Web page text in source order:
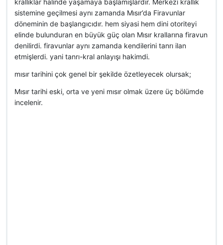
krallıklar halinde yaşamaya başlamışlardır. Merkezi krallık
sistemine geçilmesi aynı zamanda Mısır’da Firavunlar
döneminin de başlangıcıdır. hem siyasi hem dini otoriteyi
elinde bulunduran en büyük güç olan Mısır krallarına firavun
denilirdi. firavunlar aynı zamanda kendilerini tanrı ilan
etmişlerdi. yani tanrı-kral anlayışı hakimdi.
mısır tarihini çok genel bir şekilde özetleyecek olursak;
Mısır tarihi eski, orta ve yeni mısır olmak üzere üç bölümde
incelenir.